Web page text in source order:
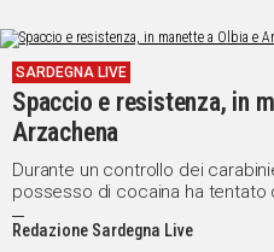
WHATSAPP
Social
SARDEGNA LIVE
Spaccio e resistenza, in
Arzachena
Durante un controllo dei
possesso di cocaina ha tentato
Redazione Sardegna Live